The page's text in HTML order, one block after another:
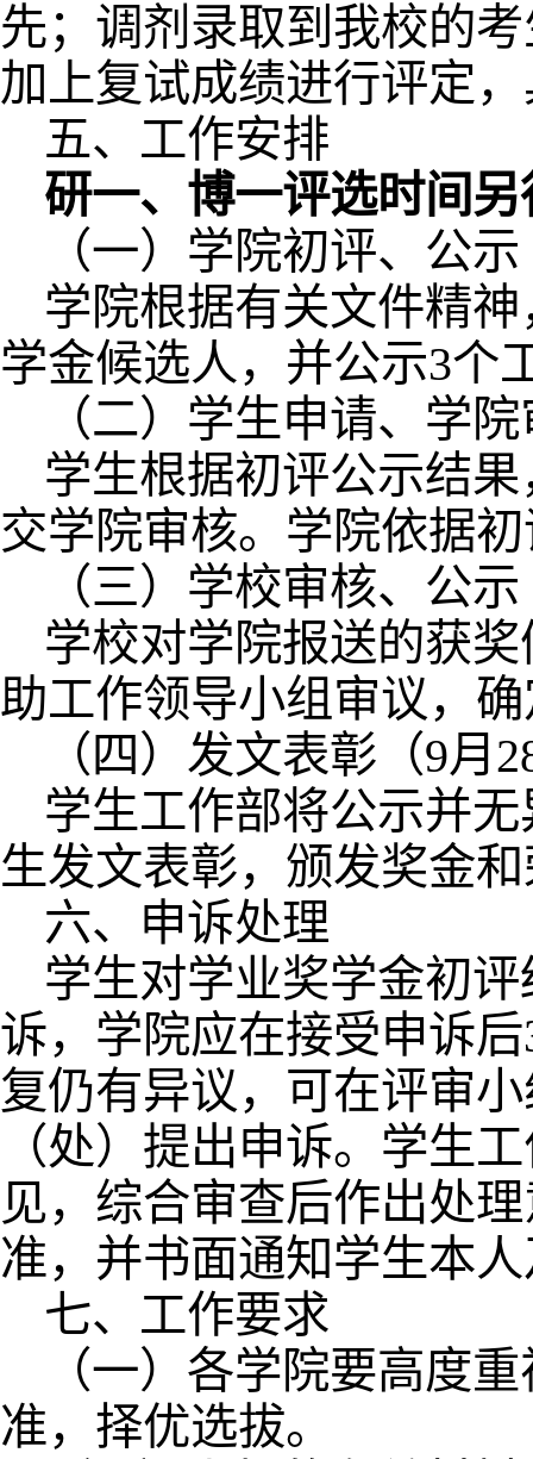
先；调剂录取到我校的
加上复试成绩进行评定
五、工作安排
研一、博一评选时间
（一）学院初评、公
学院根据有关文件精
学金候选人，并公示3个
（二）学生申请、学
学生根据初评公示结
交学院审核。学院依据
（三）学校审核、公
学校对学院报送的获
助工作领导小组审议，
（四）发文表彰（9月
学生工作部将公示并
生发文表彰，颁发奖金
六、申诉处理
学生对学业奖学金初
诉，学院应在接受申诉
复仍有异议，可在评审
（处）提出申诉。学生
见，综合审查后作出处
准，并书面通知学生本
七、工作要求
（一）各学院要高度
准，择优选拔。